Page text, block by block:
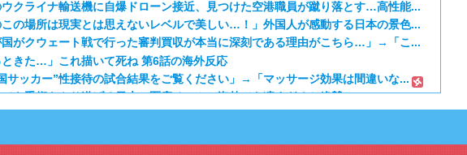
ウクライナ輸送機に自爆ドローン接近、見つけた空港職員が蹴り落とす…高性能...
の場所は現実とは思えないレベルで美しい…！」外国人が感動する日本の景色...
がクウェート戦で行った審判買収が本当に深刻である理由がこちら…」→「こ...
きた…」これ描いて死ね 第6話の海外反応
サッカー”性接待の試合結果をご覧ください」→「マッサージ効果は間違いな...
も手術をやり遂げる日本の医療チーム、海外でも凄すぎると絶賛